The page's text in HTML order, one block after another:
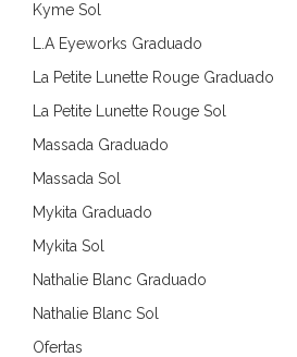
Kyme Sol
L.A Eyeworks Graduado
La Petite Lunette Rouge Graduado
La Petite Lunette Rouge Sol
Massada Graduado
Massada Sol
Mykita Graduado
Mykita Sol
Nathalie Blanc Graduado
Nathalie Blanc Sol
Ofertas